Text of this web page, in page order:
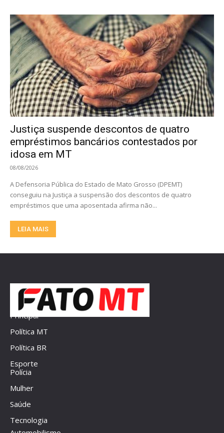
Justiça suspende descontos de quatro
empréstimos bancários contestados por
idosa em MT
08/08/2026
A Defensoria Pública do Estado de Mato Grosso (DPEMT)
conseguiu na Justiça a suspensão dos descontos de quatro
empréstimos que uma aposentada afirma não...
LEIA MAIS
Principal
Política MT
Política BR
Esporte
Polícia
Mulher
Saúde
Tecnologia